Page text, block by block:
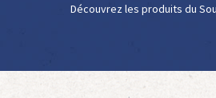
Découvrez les produits du